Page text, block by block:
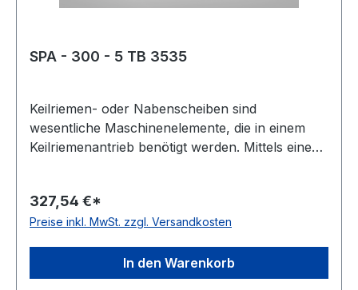
SPA - 300 - 5 TB 3535
Keilriemen- oder Nabenscheiben sind
wesentliche Maschinenelemente, die in einem
Keilriemenantrieb benötigt werden. Mittels eines
Scheibenart auch Keil- oder Rillenscheibe
genannt. Der Werkstoff ist meist Grauguss,
Gewicht: 19 kgkg Warenursprung: VRC
Zolltarifnummer: 8483 50 20 EAN:
327,54 €*
Preise inkl. MwSt. zzgl. Versandkosten
In den Warenkorb